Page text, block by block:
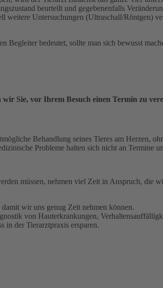
beurteilt und gegebenenfalls
weitere Untersuchungen (Ultraschall/Röntgen)
Begleiter bedeutet, sollte man sich bewusst
Sie, vor Ihrem Besuch einen Termin zu
Behandlung seines Tieres am Herzen,
Probleme halten sich nicht an Termine
müssen, nehmen viel Zeit in Anspruch, die
wir uns genug Zeit nehmen können.
von Hauterkrankungen,
in der Tierarztpraxis ersparen.